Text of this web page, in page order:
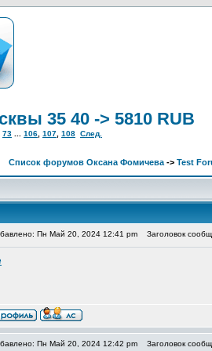
35 40 -> 5810 RUB
73 106 107 108 След.
Список форумов Оксана Фомичева -> Test
Пн Май 20, 2024 12:41 pm Заголовок
Пн Май 20, 2024 12:42 pm Заголовок